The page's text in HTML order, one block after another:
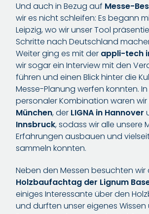
Und auch in Bezug auf Messe-
wir es nicht schleifen: Es begann mit
Leipzig, wo wir unser Tool
Schritte nach Deutschland
Weiter ging es mit der appli-tech
wir sogar ein Interview mit den
führen und einen Blick hinter die
Messe-Planung werfen konnten.
personaler Kombination waren
München, der LIGNA in Hannover
Innsbruck, sodass wir alle unsere
Erfahrungen ausbauen und
sammeln konnten.
Neben den Messen besuchten wir
Holzbaufachtag der Lignum
einiges Interessante über den
und durften unser eigenes Wissen